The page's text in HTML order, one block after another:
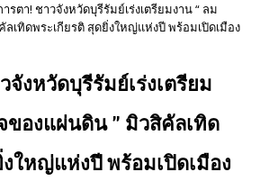
ารตา! ชาวจังหวัดบุรีรัมย์เร่งเตรียมงาน “ ลม
เทิดพระเกียรติ สุดยิ่งใหญ่แห่งปี พร้อมเปิดเมือง
จังหวัดบุรีรัมย์เร่งเตรียม
ของแผ่นดิน ” มิวสิคัลเทิด
ใหญ่แห่งปี พร้อมเปิดเมือง